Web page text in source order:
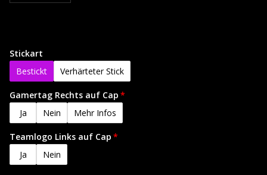
Stickart
Bestickt
Verhärteter Stick
Gamertag Rechts auf Cap
Ja
Nein Mehr Infos
Teamlogo Links auf Cap
Ja
Nein